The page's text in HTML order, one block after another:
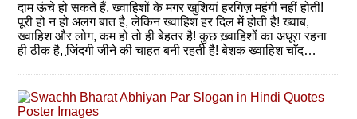
दाम ऊंचे हो सकते हैं, ख्‍वाहिशों के मगर खुशियां हरगिज़ महंगी नहीं होती!
पूरी हो न हो अलग बात है, लेकिन ख्‍वाहिश हर दिल में होती है! ख्‍वाब,
ख्‍वाहिश और लोग, कम हो तो ही बेहतर है! कुछ ख़्वाहिशों का अधूरा रहना
ही ठीक है, जि़ंदगी जीने की चाहत बनी रहती है! बेशक ख्‍वाहिश चाँद…